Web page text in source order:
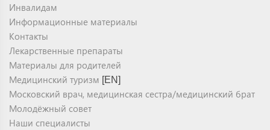
Инвалидам
Информационные материалы
Контакты
Лекарственные препараты
Материалы для родителей
Медицинский туризм [EN]
Московский врач, медицинская сестра/медицинский брат
Молодёжный совет
Наши специалисты